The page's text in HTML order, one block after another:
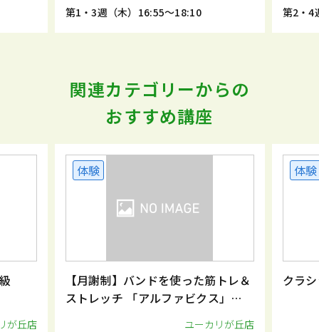
第1・3週（木）16:55～18:10
第2・4
関連カテゴリーからの
おすすめ講座
が丘店
体験
【月謝制】バンドを使った筋トレ＆
ストレッチ 「アルファビクス」
ユーカリが丘店
体験
クラ